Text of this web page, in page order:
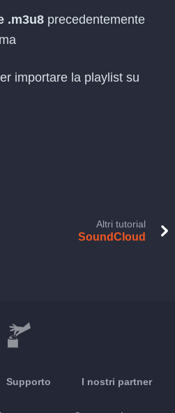
.m3u8 precedentemente
importare la playlist su
Altri tutorial
SoundCloud
Supporto I nostri partner